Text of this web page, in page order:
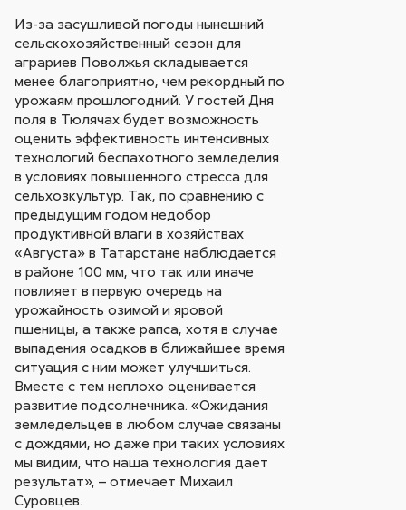
Из-за засушливой погоды нынешний
сельскохозяйственный сезон для
аграриев Поволжья складывается
менее благоприятно, чем рекордный по
урожаям прошлогодний. У гостей Дня
поля в Тюлячах будет возможность
оценить эффективность интенсивных
технологий беспахотного земледелия
в условиях повышенного стресса для
сельхозкультур. Так, по сравнению с
предыдущим годом недобор
продуктивной влаги в хозяйствах
«Августа» в Татарстане наблюдается
в районе 100 мм, что так или иначе
повлияет в первую очередь на
урожайность озимой и яровой
пшеницы, а также рапса, хотя в случае
выпадения осадков в ближайшее время
ситуация с ним может улучшиться.
Вместе с тем неплохо оценивается
развитие подсолнечника. «Ожидания
земледельцев в любом случае связаны
с дождями, но даже при таких условиях
мы видим, что наша технология дает
результат», – отмечает Михаил
Суровцев.